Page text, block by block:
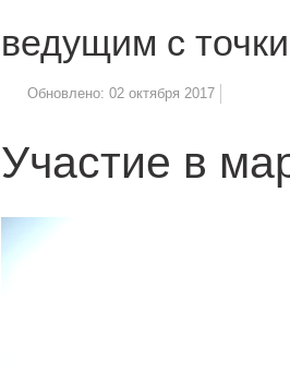
ведущим с
Обновлено: 02 октября 2017
Участие в